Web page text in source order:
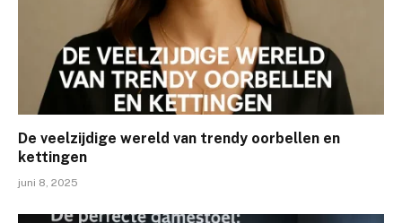
De veelzijdige wereld van trendy oorbellen en
kettingen
juni 8, 2025